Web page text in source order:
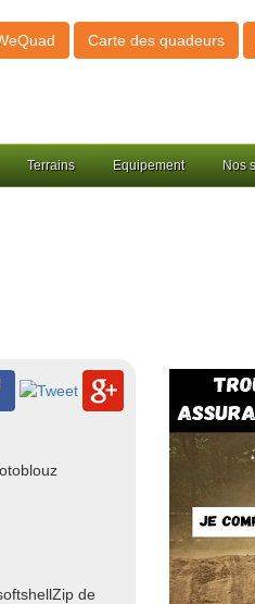
Carte des quadeurs
Terrains Equipement Nos
de